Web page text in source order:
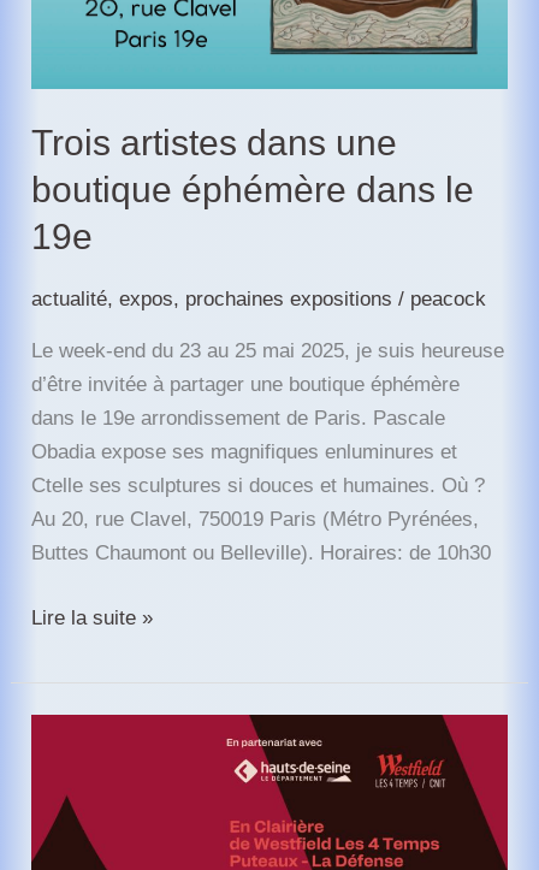
Trois artistes dans une
boutique éphémère dans le
19e
actualité,expos, prochaines expositions / peacock
Le week-end du 23 au 25 mai 2025, je suis heureuse
d’être invitée à partager une boutique éphémère
dans le 19e arrondissement de Paris. Pascale
Obadia expose ses magnifiques enluminures et
Ctelle ses sculptures si douces et humaines. Où ?
Au 20, rue Clavel, 750019 Paris (Métro Pyrénées,
Buttes Chaumont ou Belleville). Horaires: de 10h30
Trois
une
dans
le
Lire la suite »